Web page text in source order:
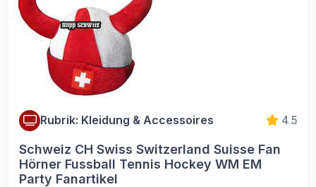
Rubrik: Kleidung & Accessoires 4.5
Schweiz CH Swiss Switzerland Suisse Fan
Hörner Fussball Tennis Hockey WM EM
Party Fanartikel